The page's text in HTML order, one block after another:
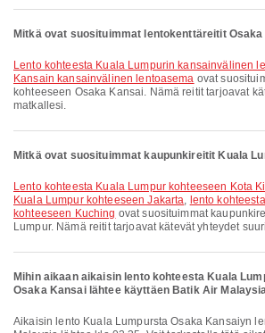
Mitkä ovat suosituimmat lentokenttäreitit
lento kohteesta Kuala Lumpurin kansainvälinen lentoasema kohteeseen
Kansain kansainvälinen lentoasema ovat
kohteeseen Osaka Kansai. Nämä reitit tarjoavat
matkallesi.
Mitkä ovat suosituimmat kaupunkireitit Kuala
lento kohteesta Kuala Lumpur kohteeseen Kota
Kuala Lumpur kohteeseen Jakarta, lento
kohteeseen Kuching ovat suosituimmat
Lumpur. Nämä reitit tarjoavat kätevät yhteydet
Mihin aikaan aikaisin lento kohteesta Kuala
Osaka Kansai lähtee käyttäen Batik Air
Aikaisin lento Kuala Lumpursta Osaka Kansaiyn lentoyhtiöllä Batik Air